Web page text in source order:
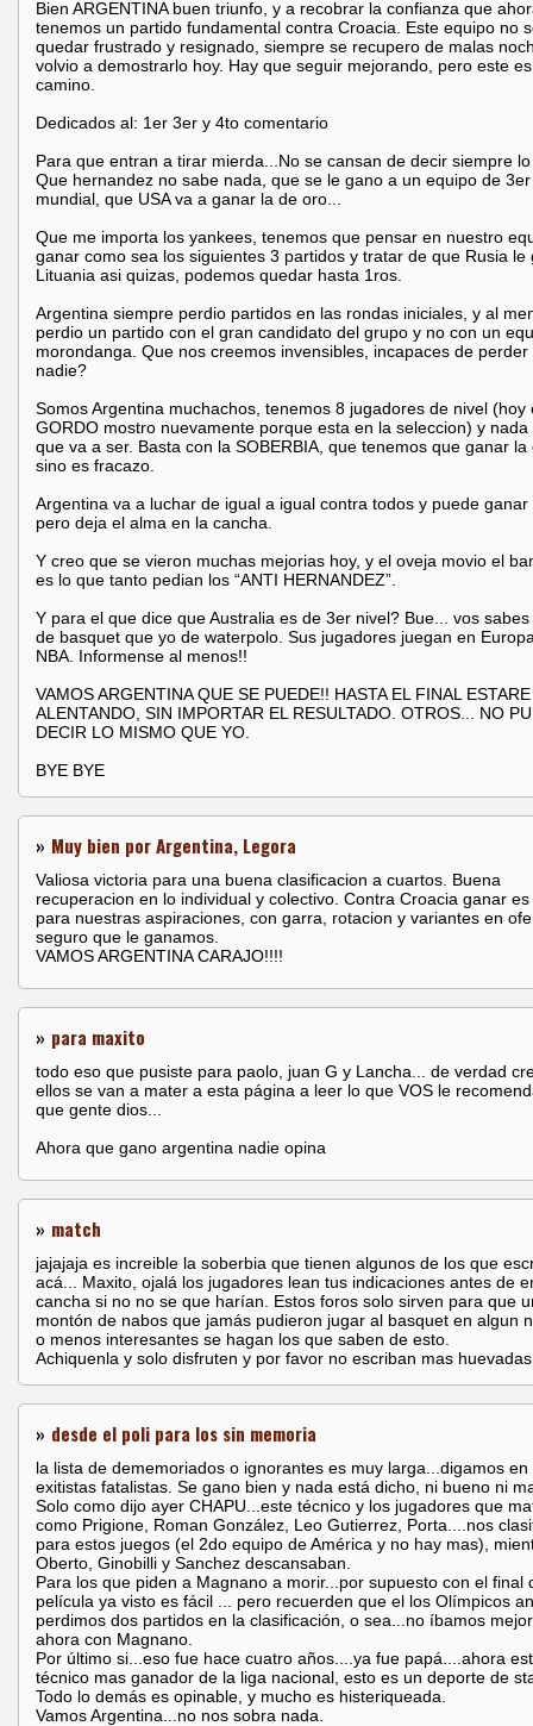
Bien ARGENTINA buen triunfo, y a recobrar la confianza que
tenemos un partido fundamental contra Croacia. Este equipo no
quedar frustrado y resignado, siempre se recupero de malas
volvio a demostrarlo hoy. Hay que seguir mejorando, pero este
camino.
Dedicados al: 1er 3er y 4to comentario
Para que entran a tirar mierda...No se cansan de decir siempre
Que hernandez no sabe nada, que se le gano a un equipo de
mundial, que USA va a ganar la de oro...
Que me importa los yankees, tenemos que pensar en nuestro
ganar como sea los siguientes 3 partidos y tratar de que Rusia le
Lituania asi quizas, podemos quedar hasta 1ros.
Argentina siempre perdio partidos en las rondas iniciales, y al
perdio un partido con el gran candidato del grupo y no con un
morondanga. Que nos creemos invensibles, incapaces de perder
nadie?
Somos Argentina muchachos, tenemos 8 jugadores de nivel (hoy
GORDO mostro nuevamente porque esta en la seleccion) y nada
que va a ser. Basta con la SOBERBIA, que tenemos que ganar la
sino es fracazo.
Argentina va a luchar de igual a igual contra todos y puede ganar
pero deja el alma en la cancha.
Y creo que se vieron muchas mejorias hoy, y el oveja movio el
es lo que tanto pedian los “ANTI HERNANDEZ”.
Y para el que dice que Australia es de 3er nivel? Bue... vos
de basquet que yo de waterpolo. Sus jugadores juegan en
NBA. Informense al menos!!
VAMOS ARGENTINA QUE SE PUEDE!! HASTA EL FINAL ESTARE
ALENTANDO, SIN IMPORTAR EL RESULTADO. OTROS... NO
DECIR LO MISMO QUE YO.
BYE BYE
» Muy bien por Argentina, Legora
Valiosa victoria para una buena clasificacion a cuartos. Buena
recuperacion en lo individual y colectivo. Contra Croacia ganar
para nuestras aspiraciones, con garra, rotacion y variantes en
seguro que le ganamos.
VAMOS ARGENTINA CARAJO!!!!
» para maxito
todo eso que pusiste para paolo, juan G y Lancha... de verdad
ellos se van a mater a esta página a leer lo que VOS le
que gente dios...
Ahora que gano argentina nadie opina
» match
jajajaja es increible la soberbia que tienen algunos de los que
acá... Maxito, ojalá los jugadores lean tus indicaciones antes de
cancha si no no se que harían. Estos foros solo sirven para que
montón de nabos que jamás pudieron jugar al basquet en algun
o menos interesantes se hagan los que saben de esto.
Achiquenla y solo disfruten y por favor no escriban mas
» desde el poli para los sin memoria
la lista de dememoriados o ignorantes es muy larga...digamos en
exitistas fatalistas. Se gano bien y nada está dicho, ni bueno ni
Solo como dijo ayer CHAPU...este técnico y los jugadores que
como Prigione, Roman González, Leo Gutierrez, Porta....nos
para estos juegos (el 2do equipo de América y no hay mas),
Oberto, Ginobilli y Sanchez descansaban.
Para los que piden a Magnano a morir...por supuesto con el final
película ya visto es fácil ... pero recuerden que el los Olímpicos
perdimos dos partidos en la clasificación, o sea...no íbamos
ahora con Magnano.
Por último si...eso fue hace cuatro años....ya fue papá....ahora
técnico mas ganador de la liga nacional, esto es un deporte de
Todo lo demás es opinable, y mucho es histeriqueada.
Vamos Argentina...no nos sobra nada.